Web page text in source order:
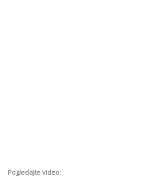
Pogledajte video: